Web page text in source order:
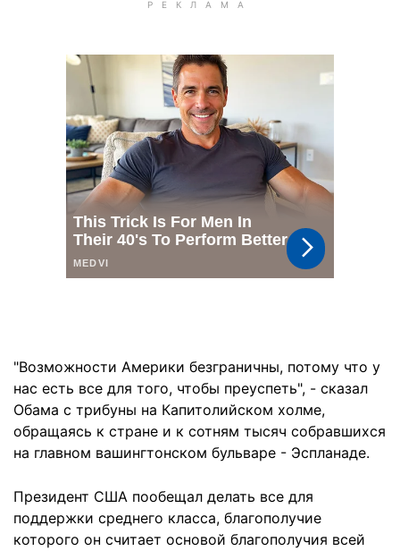
"Возможности Америки безграничны, потому что у
нас есть все для того, чтобы преуспеть", - сказал
Обама с трибуны на Капитолийском холме,
обращаясь к стране и к сотням тысяч собравшихся
на главном вашингтонском бульваре - Эспланаде.
Президент США пообещал делать все для
поддержки среднего класса, благополучие
которого он считает основой благополучия всей